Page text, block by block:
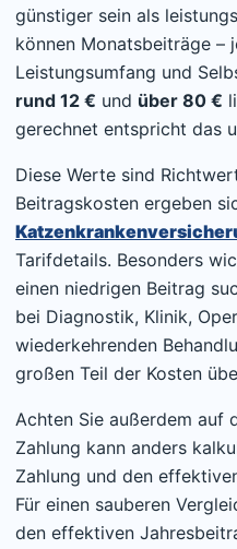
günstiger sein als
können Monatsbeiträge –
Leistungsumfang und
rund 12 € und über 80 €
gerechnet entspricht das
Diese Werte sind
Beitragskosten ergeben
Tarifdetails. Besonders
einen niedrigen Beitrag
bei Diagnostik, Klinik,
wiederkehrenden
großen Teil der Kosten
Achten Sie außerdem auf
Zahlung kann anders
Zahlung und den
Für einen sauberen
den effektiven